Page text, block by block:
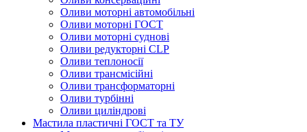
Оливи моторні автомобільні
Оливи моторні ГОСТ
Оливи моторні суднові
Оливи редукторні CLP
Оливи теплоносії
Оливи трансмісійні
Оливи трансформаторні
Оливи турбінні
Оливи циліндрові
Мастила пластичні ГОСТ та ТУ